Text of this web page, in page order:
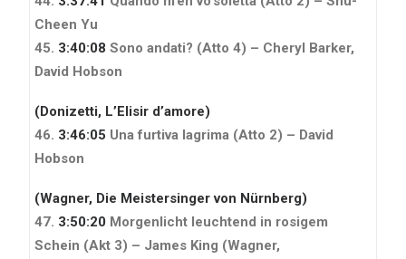
Cheen Yu
45. 3:40:08 Sono andati? (Atto 4) – Cheryl Barker,
David Hobson
(Donizetti, L’Elisir d’amore)
46. 3:46:05 Una furtiva lagrima (Atto 2) – David
Hobson
(Wagner, Die Meistersinger von Nürnberg)
47. 3:50:20 Morgenlicht leuchtend in rosigem
Schein (Akt 3) – James King (Wagner,